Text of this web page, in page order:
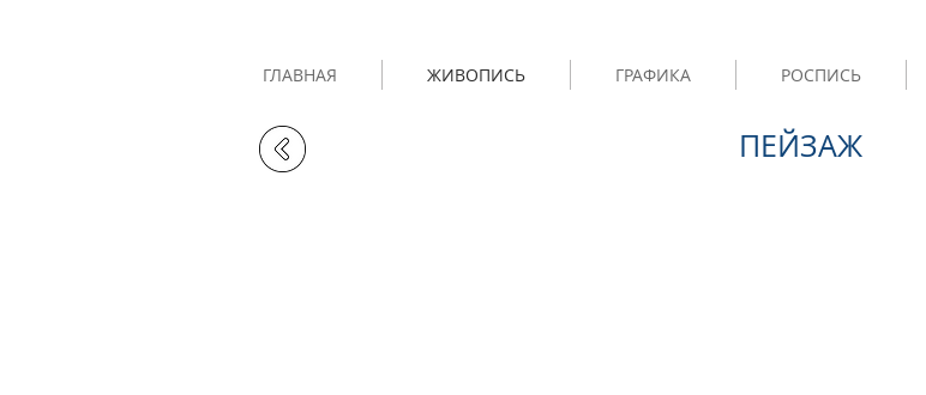
ГЛАВНАЯ ЖИВОПИСЬ ГРАФИКА РОСПИСЬ
ПЕЙЗАЖ